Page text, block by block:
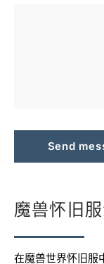
Send
魔兽怀旧
在魔兽世界怀旧服